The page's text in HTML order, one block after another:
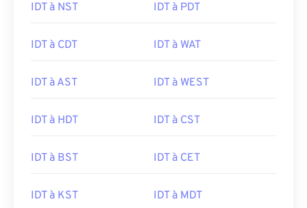
IDT à NST IDT à PDT
IDT à CDT IDT à WAT
IDT à AST IDT à WEST
IDT à HDT IDT à CST
IDT à BST IDT à CET
IDT à KST IDT à MDT